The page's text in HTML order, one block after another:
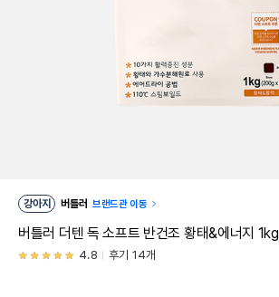
강아지 버틀러 브랜드관 이동
버틀러 더텐 독 소프트 반건조 황태&에너지 1kg
4.8 후기 14개